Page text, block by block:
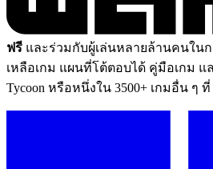
ฟรี และร่วมกับผู้เล่นหลายล้านคนใน
เหลือเกม แผนที่โต้ตอบได้ คู่มือเกม แ
Tycoon หรือหนึ่งใน 3500+ เกมอื่น ๆ ที่